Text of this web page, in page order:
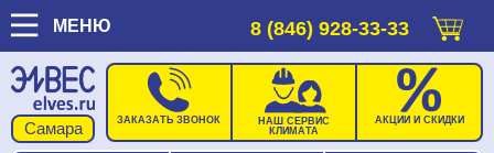
МЕНЮ 8 (846) 928-33-33
ЗАКАЗАТЬ ЗВОНОК
НАШ СЕРВИС
КЛИМАТА
АКЦИИ И СКИДКИ